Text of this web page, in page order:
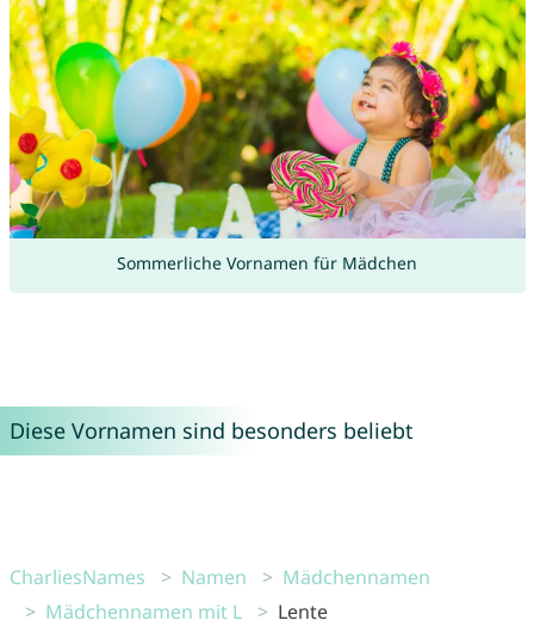
Sommerliche Vornamen für Mädchen
Diese Vornamen sind besonders beliebt
CharliesNames Namen
Mädchennamen
Mädchennamen mit L
Lente